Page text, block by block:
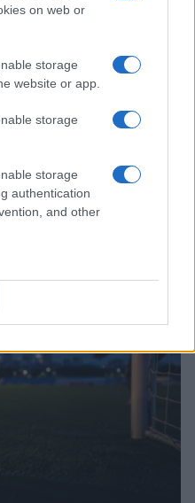
on web or
storage
website or app.
storage
storage
authentication
and other
mercato e le strategie